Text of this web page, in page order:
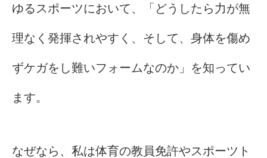
ゆるスポーツにおいて、「どうしたら力が無
理なく発揮されやすく、そして、身体を傷め
ずケガをし難いフォームなのか」を知ってい
ます。
なぜなら、私は体育の教員免許やスポーツト